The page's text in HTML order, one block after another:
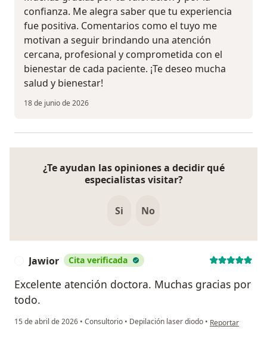
confianza. Me alegra saber que tu experiencia
fue positiva. Comentarios como el tuyo me
motivan a seguir brindando una atención
cercana, profesional y comprometida con el
bienestar de cada paciente. ¡Te deseo mucha
salud y bienestar!
18 de junio de 2026
¿Te ayudan las opiniones a decidir qué
especialistas visitar?
Si No
Jawior Cita verificada
Excelente atención doctora. Muchas gracias por
todo.
15 de abril de 2026 • Consultorio • Depilación laser diodo • en opinión del
Reportar